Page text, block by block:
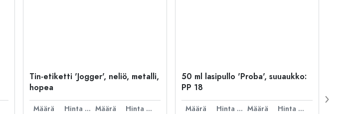
Tin-etiketti 'Jogger', neliö, metalli,
hopea
Määrä Hinta per kpl Määrä
Hinta per kpl
50 ml lasipullo 'Proba', suuaukko:
PP 18
Määrä Hinta per kpl Määrä
Hinta per kpl